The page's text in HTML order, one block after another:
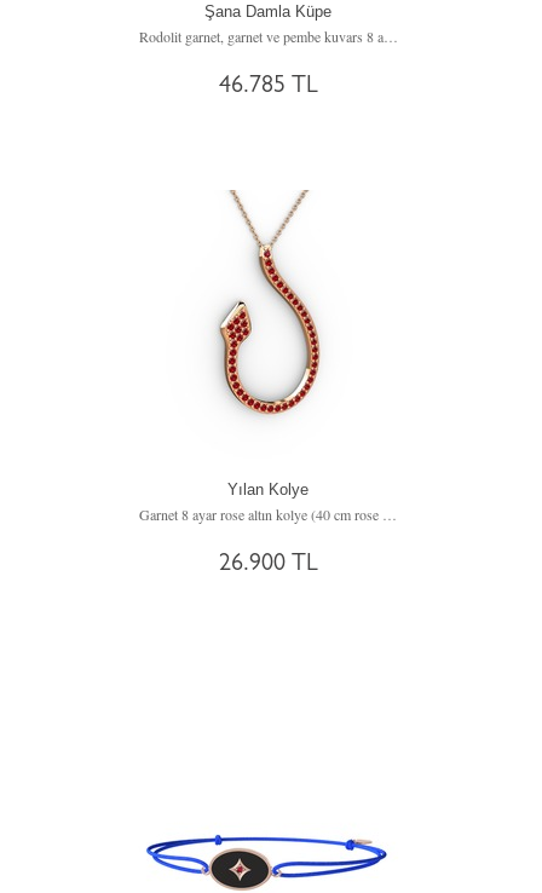
Şana Damla Küpe
Rodolit garnet, garnet ve pembe kuvars 8 ayar rose altın küpe
46.785 TL
Yılan Kolye
26.900 TL